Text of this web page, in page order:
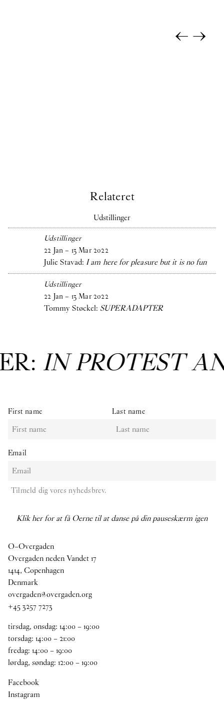
←→
Relateret
Udstillinger
Udstillinger
22 Jan – 13 Mar 2022
Julie Stavad:I am here for pleasure but it is no fun
Udstillinger
22 Jan – 13 Mar 2022
Tommy Støckel: SUPERADAPTER
AND IN CARE:
First name Last name
Email
Tilmeld dig vores nyhedsbrev.
Klik her for at få Oerne til at danse på din pauseskærm igen
O–Overgaden
Overgaden neden Vandet 17
1414, Copenhagen
Denmark
overgaden@overgaden.org
+45 3257 7273
tirsdag, onsdag: 14:00–19:00
torsdag: 14:00–21:00
fredag: 14:00–19:00
lørdag, søndag: 12:00–19:00
Facebook
Instagram